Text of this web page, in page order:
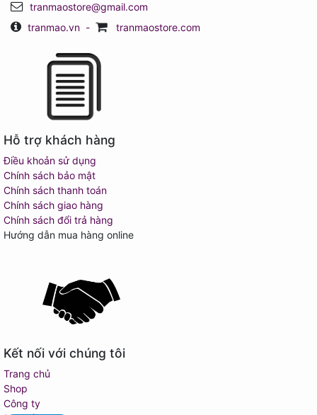
tranmaostore@gmail.com
tranmao.vn - tranmaostore.com
Hỗ trợ khách hàng
Điều khoản sử dụng
Chính sách bảo mật
Chính sách thanh toán
Chính sách giao hàng
Chính sách đổi trả hàng
Hướng dẫn mua hàng online
Kết nối với chúng tôi
Trang chủ
Shop
Công ty